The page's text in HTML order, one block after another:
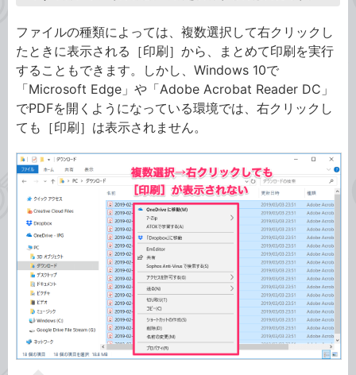
ファイルの種類によっては、複数選択して右クリックし
たときに表示される［印刷］から、まとめて印刷を実行
することもできます。しかし、Windows 10で
「Microsoft Edge」や「Adobe Acrobat Reader DC」
でPDFを開くようになっている環境では、右クリックし
ても［印刷］は表示されません。